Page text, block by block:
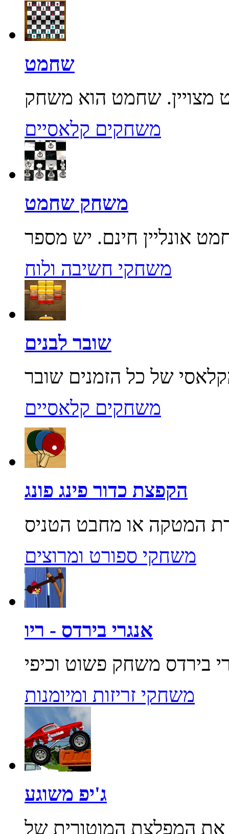
שחמט
משחקים קלאסיים
משחק שחמט
משחקי חשיבה ולוח
שובר לבנים
משחקים קלאסיים
הקפצת כדור פינג פונג
משחקי ספורט ומרוצים
אנגרי בירדס - ריו
משחקי זריזות ומיומנות
ג'יפ משוגע